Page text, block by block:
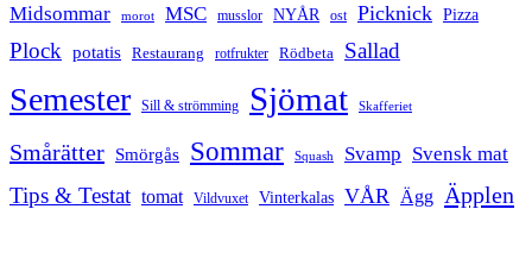
Midsommar morot MSC musslor NYÅR ost Picknick Pizza
Plock potatis Restaurang rotfrukter Rödbeta Sallad
Semester Sill & strömming Sjömat Skafferiet
Smårätter Smörgås Sommar Squash Svamp Svensk mat
Tips & Testat tomat Vildvuxet Vinterkalas VÅR Ägg Äpplen